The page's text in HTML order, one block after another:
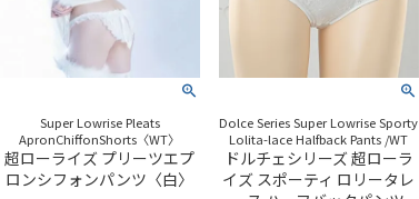
Super Lowrise Pleats
ApronChiffonShorts〈WT〉
超ローライズ プリーツエプ
ロンシフォンパンツ〈白〉
Dolce Series Super Lowrise Sporty
Lolita-lace Halfback Pants /WT
ドルチェシリーズ 超ローラ
イズ スポーティ ロリータレ